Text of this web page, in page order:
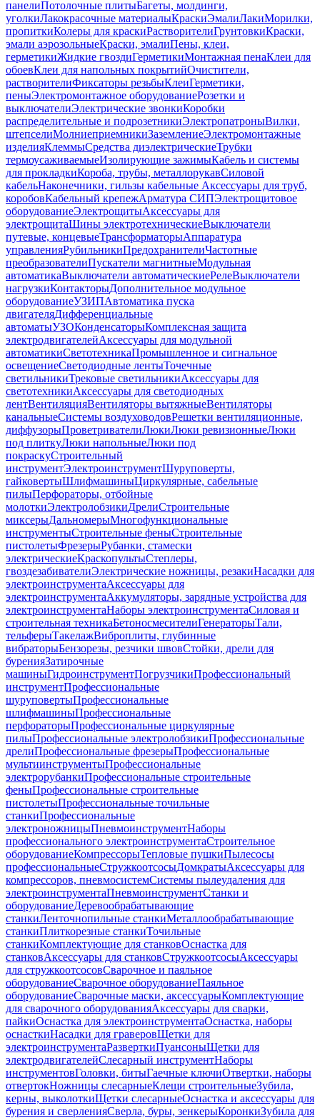
панелиПотолочные плитыБагеты, молдинги,
уголкиЛакокрасочные материалыКраскиЭмалиЛакиМорилки,
пропиткиКолеры для краскиРастворителиГрунтовкиКраски,
эмали аэрозольныеКраски, эмалиПены, клеи,
герметикиЖидкие гвоздиГерметикиМонтажная пенаКлеи для
обоевКлеи для напольных покрытийОчистители,
растворителиФиксаторы резьбыКлеиГерметики,
пеныЭлектромонтажное оборудованиеРозетки и
выключателиЭлектрические звонкиКоробки
распределительные и подрозетникиЭлектропатроныВилки,
штепселиМолниеприемникиЗаземлениеЭлектромонтажные
изделияКлеммыСредства диэлектрическиеТрубки
термоусаживаемыеИзолирующие зажимыКабель и системы
для прокладкиКороба, трубы, металлорукавСиловой
кабельНаконечники, гильзы кабельные Аксессуары для труб,
коробовКабельный крепежАрматура СИПЭлектрощитовое
оборудованиеЭлектрощитыАксессуары для
электрощитаШины электротехническиеВыключатели
путевые, концевыеТрансформаторыАппаратура
управленияРубильникиПредохранителиЧастотные
преобразователиПускатели магнитныеМодульная
автоматикаВыключатели автоматическиеРелеВыключатели
нагрузкиКонтакторыДополнительное модульное
оборудованиеУЗИПАвтоматика пуска
двигателяДифференциальные
автоматыУЗОКонденсаторыКомплексная защита
электродвигателейАксессуары для модульной
автоматикиСветотехникаПромышленное и сигнальное
освещениеСветодиодные лентыТочечные
светильникиТрековые светильникиАксессуары для
светотехникиАксессуары для светодиодных
лентВентиляцияВентиляторы вытяжныеВентиляторы
канальныеСистемы воздуховодовРешетки вентиляционные,
диффузорыПроветривателиЛюкиЛюки ревизионныеЛюки
под плиткуЛюки напольныеЛюки под
покраскуСтроительный
инструментЭлектроинструментШуруповерты,
гайковертыШлифмашиныЦиркулярные, сабельные
пилыПерфораторы, отбойные
молоткиЭлектролобзикиДрелиСтроительные
миксерыДальномерыМногофункциональные
инструментыСтроительные феныСтроительные
пистолетыФрезерыРубанки, стамески
электрическиеКраскопультыСтеплеры,
гвоздезабивателиЭлектрические ножницы, резакиНасадки для
электроинструментаАксессуары для
электроинструментаАккумуляторы, зарядные устройства для
электроинструментаНаборы электроинструментаСиловая и
строительная техникаБетоносмесителиГенераторыТали,
тельферыТакелажВиброплиты, глубинные
вибраторыБензорезы, резчики швовСтойки, дрели для
буренияЗатирочные
машиныГидроинструментПогрузчикиПрофессиональный
инструментПрофессиональные
шуруповертыПрофессиональные
шлифмашиныПрофессиональные
перфораторыПрофессиональные циркулярные
пилыПрофессиональные электролобзикиПрофессиональные
дрелиПрофессиональные фрезерыПрофессиональные
мультиинструментыПрофессиональные
электрорубанкиПрофессиональные строительные
феныПрофессиональные строительные
пистолетыПрофессиональные точильные
станкиПрофессиональные
электроножницыПневмоинструментНаборы
профессионального электроинструментаСтроительное
оборудованиеКомпрессорыТепловые пушкиПылесосы
профессиональныеСтружкоотсосыДомкратыАксессуары для
компрессоров, пневмосистемСистемы пылеудаления для
электроинструментаПневмоинструментСтанки и
оборудованиеДеревообрабатывающие
станкиЛенточнопильные станкиМеталлообрабатывающие
станкиПлиткорезные станкиТочильные
станкиКомплектующие для станковОснастка для
станковАксессуары для станковСтружкоотсосыАксессуары
для стружкоотсосовСварочное и паяльное
оборудованиеСварочное оборудованиеПаяльное
оборудованиеСварочные маски, аксессуарыКомплектующие
для сварочного оборудованияАксессуары для сварки,
пайкиОснастка для электроинструментаОснастка, наборы
оснасткиНасадки для граверовЩетки для
электроинструментаРазверткиПуансоныЩетки для
электродвигателейСлесарный инструментНаборы
инструментовГоловки, битыГаечные ключиОтвертки, наборы
отвертокНожницы слесарныеКлещи строительныеЗубила,
керны, выколоткиЩетки слесарныеОснастка и аксессуары для
бурения и сверленияСверла, буры, зенкерыКоронкиЗубила для